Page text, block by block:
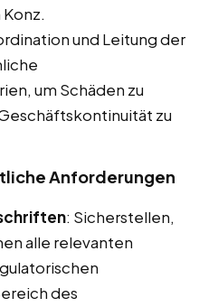
und Leitung der
um Schäden zu
zu
Anforderungen
: Sicherstellen,
alle relevanten
des